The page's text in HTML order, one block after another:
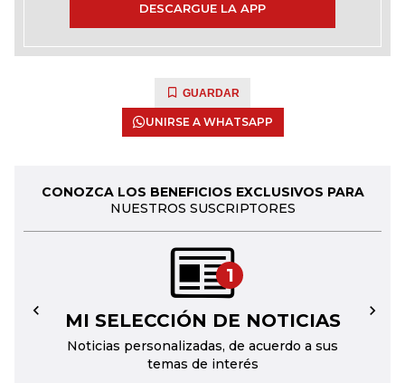
DESCARGUE LA APP
GUARDAR
UNIRSE A WHATSAPP
CONOZCA LOS BENEFICIOS EXCLUSIVOS PARA
NUESTROS SUSCRIPTORES
1
MI SELECCIÓN DE NOTICIAS
Noticias personalizadas, de acuerdo a sus
temas de interés
← →